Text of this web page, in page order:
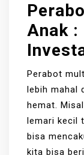
Anak :
Perabot
lebih mahal
hemat.
lemari kecil
bisa
kita bisa